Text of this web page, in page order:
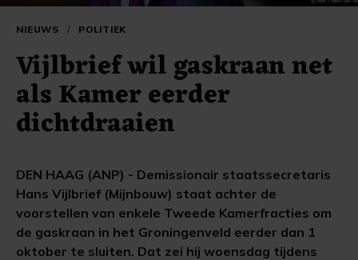
NIEUWS / POLITIEK
Vijlbrief wil gaskraan net
als Kamer eerder
dichtdraaien
DEN HAAG (ANP) - Demissionair staatssecretaris
Hans Vijlbrief (Mijnbouw) staat achter de
voorstellen van enkele Tweede Kamerfracties om
de gaskraan in het Groningenveld eerder dan 1
oktober te sluiten. Dat zei hij woensdag tijdens